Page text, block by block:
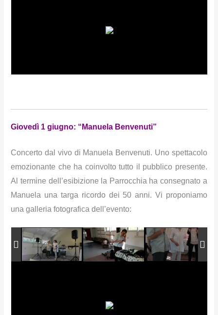
Giovedì 1 giugno: “Manuela Benvenuti”
Concerto dal vivo di Manuela Benvenuti. Uno spettacolo
emozionante che ha coinvolto tutto il pubblico presente.
Al termine dell’esibizione la Parrocchia ha consegnato a
Manuela una targa ricordo dei 50 anni. Vi proponiamo
una galleria fotografica dell’evento: